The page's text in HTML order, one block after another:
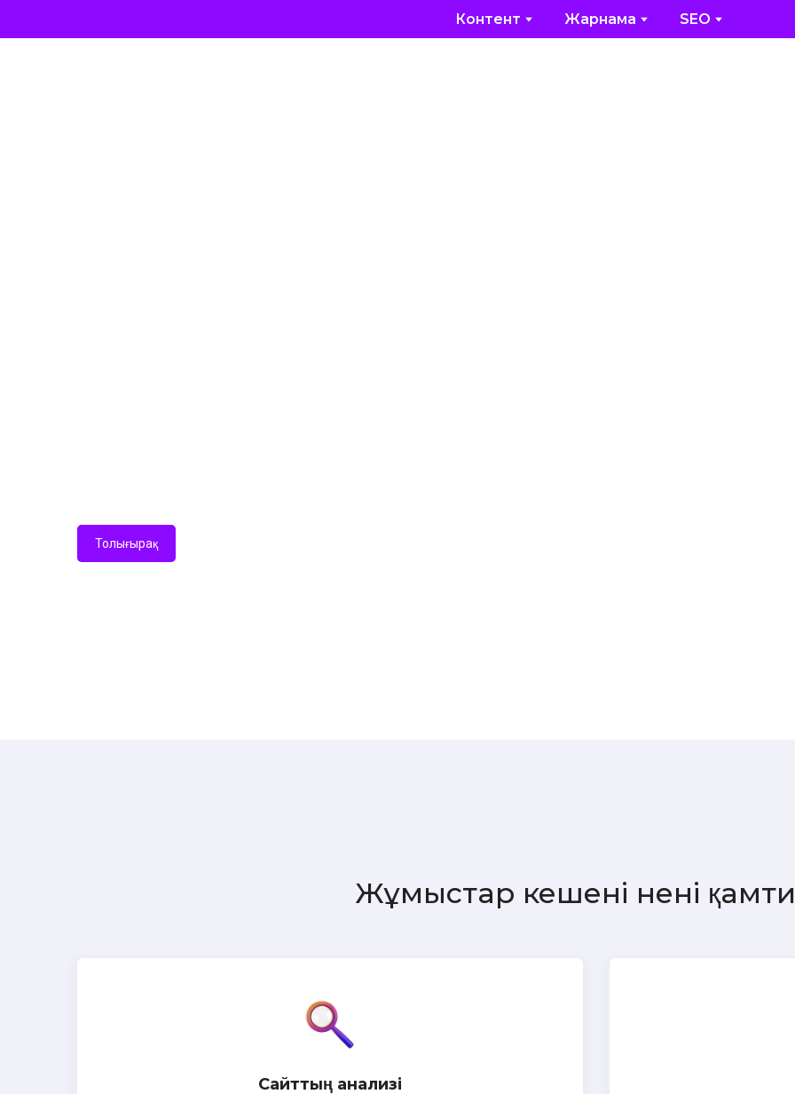
Контент Жарнама SEO
Толығырақ
Жұмыстар кешені нені
Сайттың анализі